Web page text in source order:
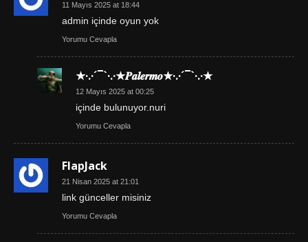
11 Mayıs 2025 at 18:44
admin içinde oyun yok
Yorumu Cevapla
★·.·´¯`·.·★𝑷𝒂𝒍𝒆𝒓𝒎𝒐★·.·´¯`·.·★
12 Mayıs 2025 at 00:25
içinde bulunuyor.nuri
Yorumu Cevapla
FlapJack
21 Nisan 2025 at 21:01
link günceller misiniz
Yorumu Cevapla